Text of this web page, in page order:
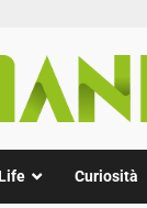
Curiosità